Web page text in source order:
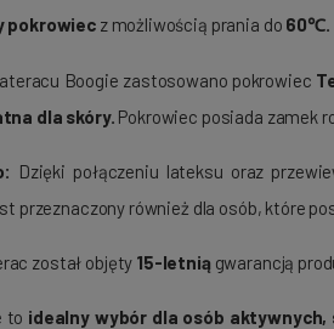
pokrowiec z możliwością prania do 60℃.
Boogie zastosowano pokrowiec
dla skóry. Pokrowiec posiada zamek
Dzięki połączeniu lateksu oraz
przeznaczony również dla osób, które
został objęty 15-letnią gwarancją
to idealny wybór dla osób